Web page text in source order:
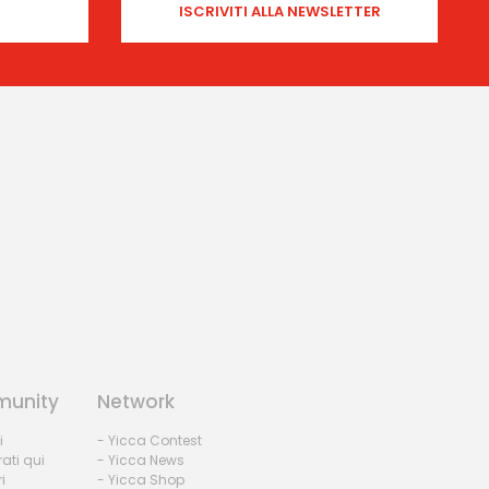
qui
Network
- Yicca Contest
- Yicca News
- Yicca Shop